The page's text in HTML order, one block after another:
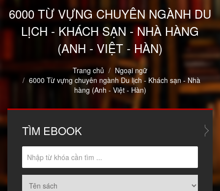
6000 TỪ VỰNG CHUYÊN NGÀNH DU
LỊCH - KHÁCH SẠN - NHÀ HÀNG
(ANH - VIỆT - HÀN)
Trang chủ
Ngoại ngữ
6000 Từ vựng chuyên ngành Du lịch - Khách sạn - Nhà
hàng (Anh - Việt - Hàn)
TÌM EBOOK